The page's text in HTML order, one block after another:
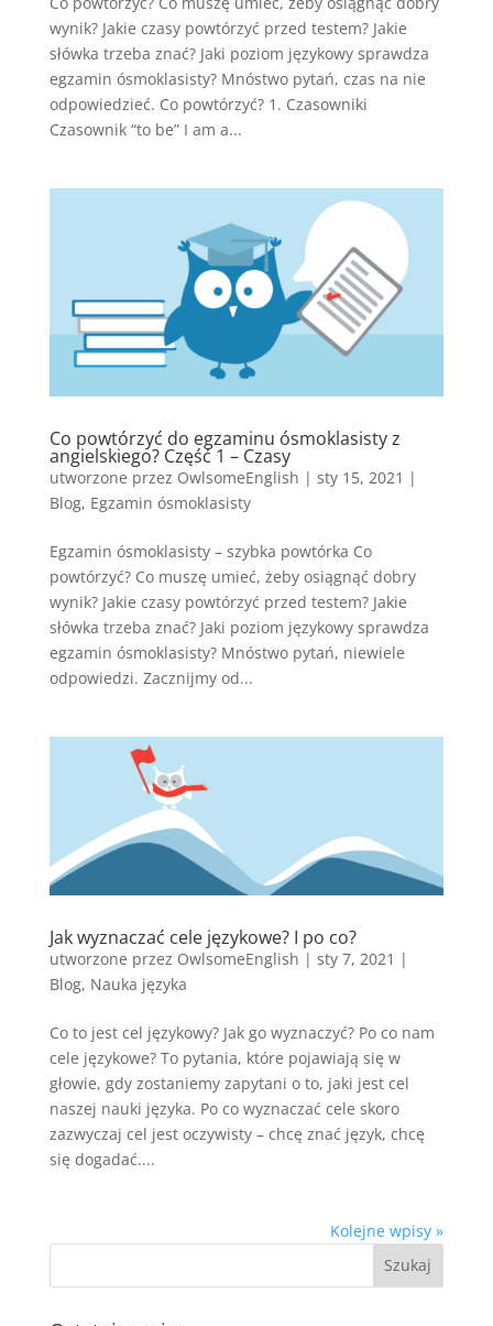
wynik? Jakie czasy powtórzyć przed testem? Jakie
słówka trzeba znać? Jaki poziom językowy sprawdza
egzamin ósmoklasisty? Mnóstwo pytań, czas na nie
odpowiedzieć. Co powtórzyć? 1. Czasowniki
Czasownik “to be” I am a...
Co powtórzyć do egzaminu ósmoklasisty z
angielskiego? Część 1 – Czasy
utworzone przez OwlsomeEnglish | sty 15, 2021 |
Blog, Egzamin ósmoklasisty
Egzamin ósmoklasisty – szybka powtórka Co
powtórzyć? Co muszę umieć, żeby osiągnąć dobry
wynik? Jakie czasy powtórzyć przed testem? Jakie
słówka trzeba znać? Jaki poziom językowy sprawdza
egzamin ósmoklasisty? Mnóstwo pytań, niewiele
odpowiedzi. Zacznijmy od...
Jak wyznaczać cele językowe? I po co?
utworzone przez OwlsomeEnglish | sty 7, 2021 |
Blog, Nauka języka
Co to jest cel językowy? Jak go wyznaczyć? Po co nam
cele językowe? To pytania, które pojawiają się w
głowie, gdy zostaniemy zapytani o to, jaki jest cel
naszej nauki języka. Po co wyznaczać cele skoro
zazwyczaj cel jest oczywisty – chcę znać język, chcę
się dogadać....
Kolejne wpisy »